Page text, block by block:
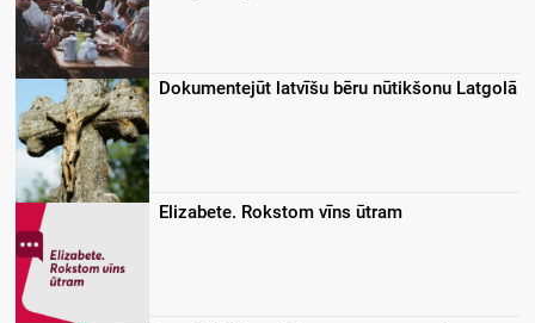
Dokumentejūt latvīšu bēru nūtikšonu Latgolā
Elizabete. Rokstom vīns ūtram